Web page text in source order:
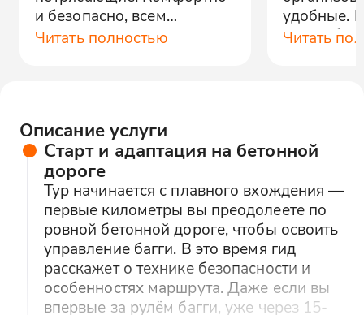
и безопасно, всем
рекомендую.
Читать полностью
удобные.
яркие,
Читать
Описание услуги
Старт и адаптация на бетонной
дороге
Тур начинается с плавного вхождения —
первые километры вы преодолеете по
ровной бетонной дороге, чтобы освоить
управление багги. В это время гид
расскажет о технике безопасности и
особенностях маршрута. Даже если вы
впервые за рулём багги, уже через 15-